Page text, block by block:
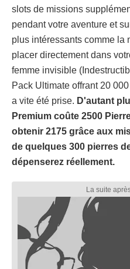
slots de missions
pendant votre aventure et
plus intéressants comme la
placer directement dans
femme invisible
Pack Ultimate offrant 20
a vite été prise. D'autant
Premium coûte 2500
obtenir 2175 grâce aux
de quelques 300 pierres
dépenserez réellement.